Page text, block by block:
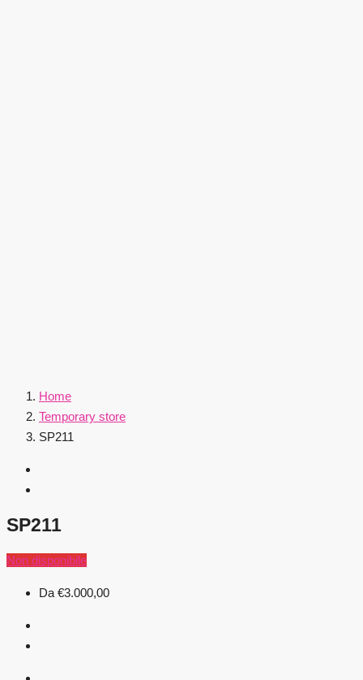
Home
Temporary store
SP211
SP211
Non disponibile
Da €3.000,00